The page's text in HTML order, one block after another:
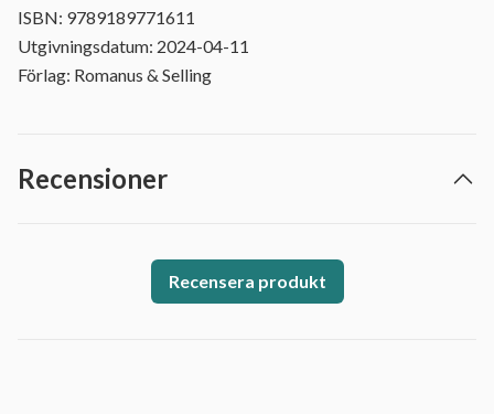
ISBN: 9789189771611
Utgivningsdatum: 2024-04-11
Förlag: Romanus & Selling
Recensioner
Recensera produkt